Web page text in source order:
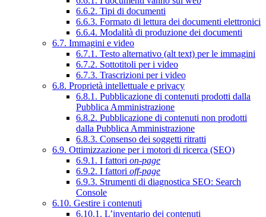
6.6.2. Tipi di documenti
6.6.3. Formato di lettura dei documenti elettronici
6.6.4. Modalità di produzione dei documenti
6.7. Immagini e video
6.7.1. Testo alternativo (alt text) per le immagini
6.7.2. Sottotitoli per i video
6.7.3. Trascrizioni per i video
6.8. Proprietà intellettuale e privacy
6.8.1. Pubblicazione di contenuti prodotti dalla
Pubblica Amministrazione
6.8.2. Pubblicazione di contenuti non prodotti
dalla Pubblica Amministrazione
6.8.3. Consenso dei soggetti ritratti
6.9. Ottimizzazione per i motori di ricerca (SEO)
6.9.1. I fattori on-page
6.9.2. I fattori off-page
6.9.3. Strumenti di diagnostica SEO: Search
Console
6.10. Gestire i contenuti
6.10.1. L’inventario dei contenuti